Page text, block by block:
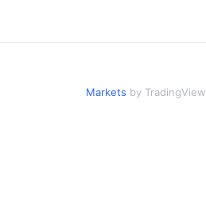
Markets by TradingView